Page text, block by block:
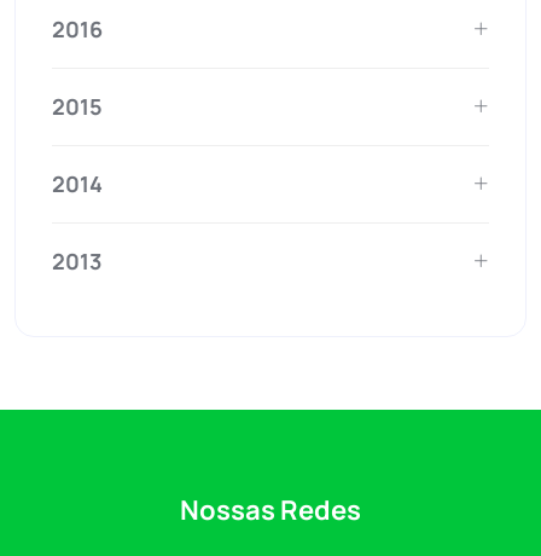
2016
2015
2014
2013
Nossas Redes